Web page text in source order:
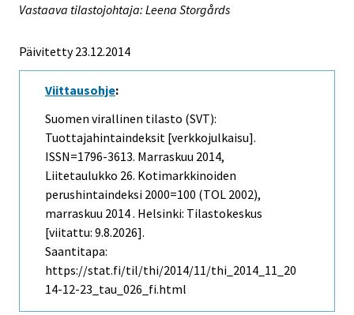
Vastaava tilastojohtaja: Leena Storgårds
Päivitetty 23.12.2014
Viittausohje:
Suomen virallinen tilasto (SVT):
Tuottajahintaindeksit [verkkojulkaisu].
ISSN=1796-3613. Marraskuu 2014,
Liitetaulukko 26. Kotimarkkinoiden
perushintaindeksi 2000=100 (TOL 2002),
marraskuu 2014 . Helsinki: Tilastokeskus
[viitattu: 9.8.2026].
Saantitapa:
https://stat.fi/til/thi/2014/11/thi_2014_11_20
14-12-23_tau_026_fi.html